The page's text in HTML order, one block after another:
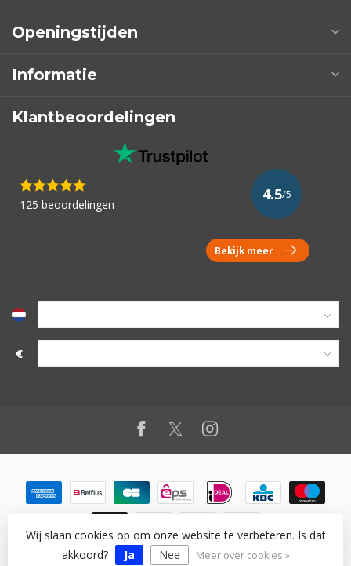
Openingstijden
Informatie
Klantbeoordelingen
125 beoordelingen
4.5/5
Bekijk meer
€
© Copyright 2026 vanworx.eu
Wij slaan cookies op om onze website te verbeteren. Is dat
akkoord?
Ja Nee Meer over cookies »